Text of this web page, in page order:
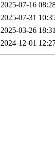
2025-07-16
2025-07-31
2025-03-26 18:31
2024-12-01